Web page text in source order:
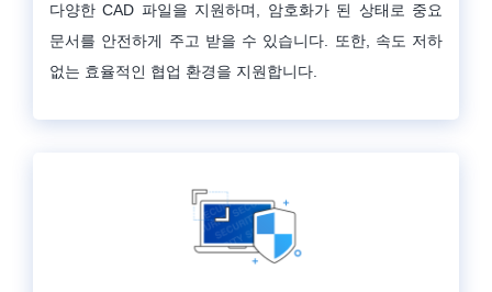
다양한 CAD 파일을 지원하며, 암호화가 된 상태로 중요
문서를 안전하게 주고 받을 수 있습니다. 또한, 속도 저하
없는 효율적인 협업 환경을 지원합니다.